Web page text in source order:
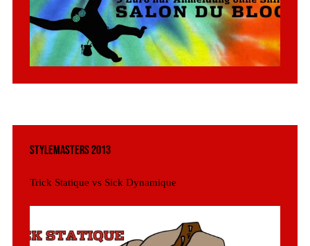
Stylemasters 2013
Trick Statique vs Sick Dynamique